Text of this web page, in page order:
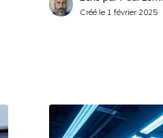
Créé le 1 février 2025